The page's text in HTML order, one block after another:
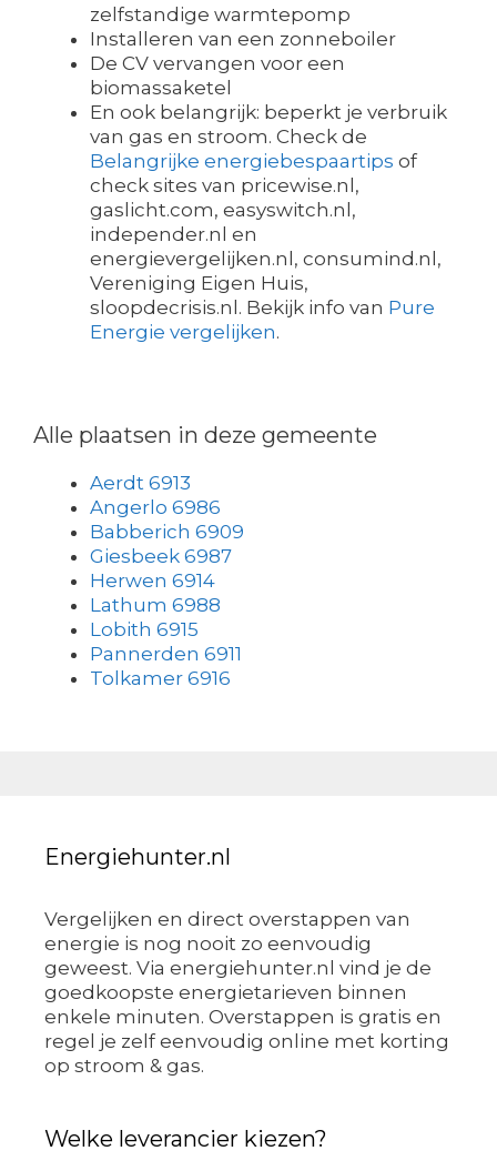
zelfstandige warmtepomp
Installeren van een zonneboiler
De CV vervangen voor een
biomassaketel
En ook belangrijk: beperkt je verbruik
van gas en stroom. Check de
Belangrijke energiebespaartips of
check sites van pricewise.nl,
gaslicht.com, easyswitch.nl,
independer.nl en
energievergelijken.nl, consumind.nl,
Vereniging Eigen Huis,
sloopdecrisis.nl. Bekijk info van Pure
Energie vergelijken.
Alle plaatsen in deze gemeente
Aerdt 6913
Angerlo 6986
Babberich 6909
Giesbeek 6987
Herwen 6914
Lathum 6988
Lobith 6915
Pannerden 6911
Tolkamer 6916
Energiehunter.nl
Vergelijken en direct overstappen van
energie is nog nooit zo eenvoudig
geweest. Via energiehunter.nl vind je de
goedkoopste energietarieven binnen
enkele minuten. Overstappen is gratis en
regel je zelf eenvoudig online met korting
op stroom & gas.
Welke leverancier kiezen?